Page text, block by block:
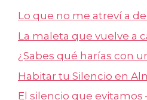
Lo que no me atreví a
La maleta que vuelve a
¿Sabes qué harías con
Habitar tu Silencio en
El silencio que